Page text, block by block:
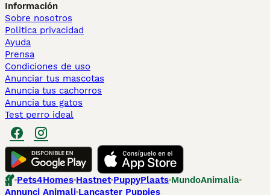
Información
Sobre nosotros
Politica privacidad
Ayuda
Prensa
Condiciones de uso
Anunciar tus mascotas
Anuncia tus cachorros
Anuncia tus gatos
Test perro ideal
Pets4Homes Hastnet PuppyPlaats MundoAnimalia
Annunci Animali Lancaster Puppies